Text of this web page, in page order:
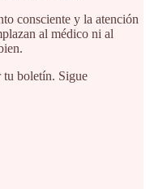
consciente y la atención
al médico ni al
tu boletín. Sigue